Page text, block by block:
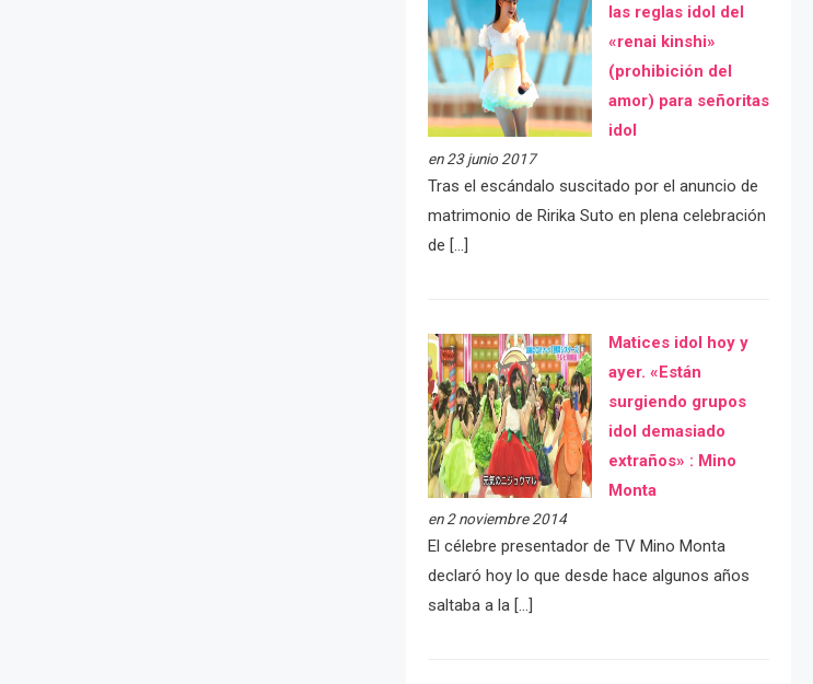
las reglas idol del
«renai kinshi»
(prohibición del
amor) para señoritas
idol
en 23 junio 2017
Tras el escándalo suscitado por el anuncio de
matrimonio de Ririka Suto en plena celebración
de […]
Matices idol hoy y
ayer. «Están
surgiendo grupos
idol demasiado
extraños» : Mino
Monta
en 2 noviembre 2014
El célebre presentador de TV Mino Monta
declaró hoy lo que desde hace algunos años
saltaba a la […]